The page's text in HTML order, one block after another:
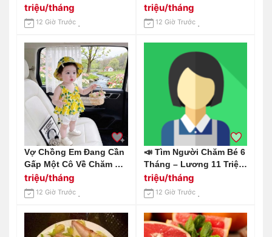
Ăn Ở Lại Nhà Em Ở
Chung Cư Estella
Heights Q2 Lương Em
Gửi 13 Triệu
triệu/tháng
12 Giờ Trước
Cần Tuyển Chị Giúp Việc
Lương 14tr Ạ
triệu/tháng
12 Giờ Trước
Vợ Chồng Em Đang Cần
Gấp Một Cô Về Chăm Bé
4 Tháng Tuổi, Làm Ở Lại
Tại Đường Tân Sơn,
Quận Gò Vấp.
triệu/tháng
12 Giờ Trước
📣 Tìm Người Chăm Bé 6
Tháng – Lương 11 Triệu
Khởi Điểm Địa Chỉ: Biên
Hoà – Đồng Nai.
triệu/tháng
12 Giờ Trước